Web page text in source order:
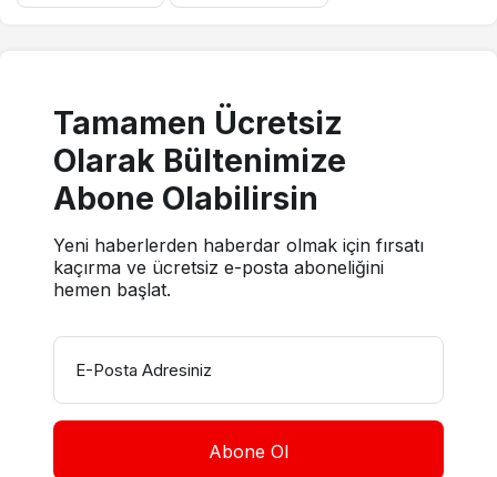
Tamamen Ücretsiz
Olarak Bültenimize
Abone Olabilirsin
Yeni haberlerden haberdar olmak için fırsatı
kaçırma ve ücretsiz e-posta aboneliğini
hemen başlat.
E-Posta Adresiniz